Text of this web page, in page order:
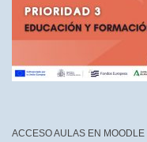
ACCESO AULAS EN MOODLE